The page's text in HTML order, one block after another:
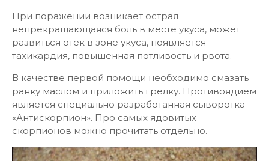
При поражении возникает острая
непрекращающаяся боль в месте укуса, может
развиться отек в зоне укуса, появляется
тахикардия, повышенная потливость и рвота.
В качестве первой помощи необходимо смазать
ранку маслом и приложить грелку. Противоядием
является специально разработанная сыворотка
«Антискорпион». Про самых ядовитых
скорпионов можно прочитать отдельно.